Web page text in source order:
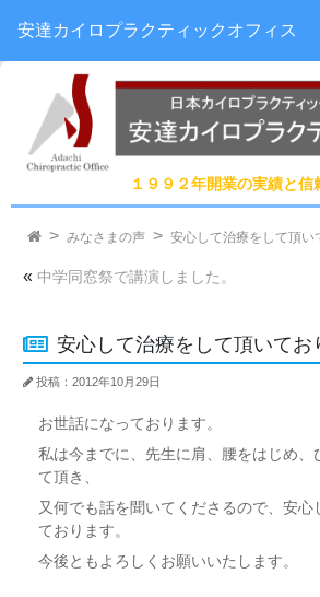
１９９２年開業の実績と信
安達カイロプラクティックオフィス
みなさまの声 安心して治療をして頂い
« 中学同窓祭で講演しました。
安心して治療をして頂いてお
投稿：2012年10月29日
お世話になっております。
私は今までに、先生に肩、腰をはじめ、
て頂き、
又何でも話を聞いてくださるので、安心
ております。
今後ともよろしくお願いいたします。